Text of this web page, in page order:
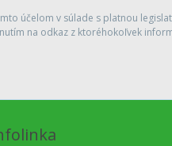
účelom v súlade s platnou
na odkaz z ktoréhokoľvek